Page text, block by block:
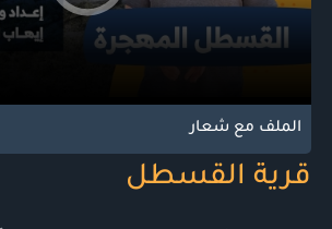
الملف مع شعار
قرية القسطل